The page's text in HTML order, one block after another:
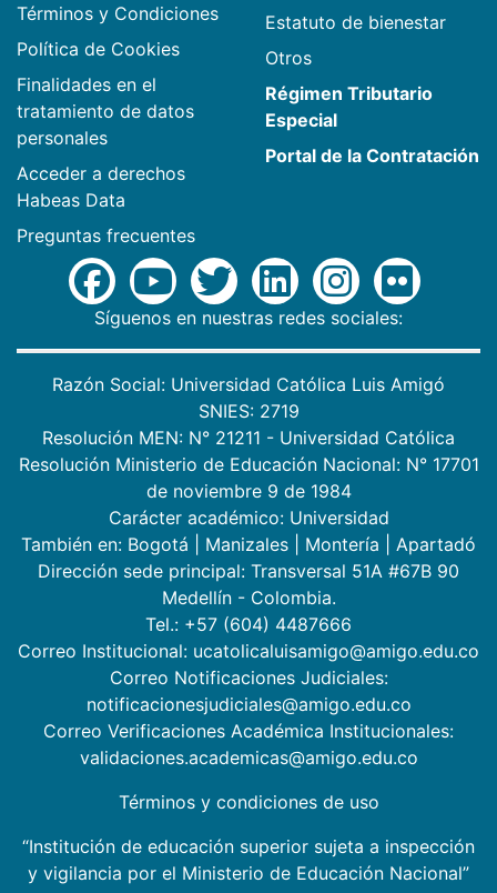
Términos y Condiciones
Política de Cookies
Finalidades en el
tratamiento de datos
personales
Acceder a derechos
Habeas Data
Preguntas frecuentes
Estatuto de bienestar
Otros
Régimen Tributario
Especial
Portal de la Contratación
Síguenos en nuestras redes sociales:
Razón Social: Universidad Católica Luis Amigó
SNIES: 2719
Resolución MEN: N° 21211 - Universidad Católica
Resolución Ministerio de Educación Nacional: N° 17701
de noviembre 9 de 1984
Carácter académico: Universidad
También en: Bogotá Manizales Montería
Apartadó
Dirección sede principal: Transversal 51A #67B 90
Medellín - Colombia.
Tel.: +57 (604) 4487666
Correo Institucional: ucatolicaluisamigo@amigo.edu.co
Correo Notificaciones Judiciales:
notificacionesjudiciales@amigo.edu.co
Correo Verificaciones Académica Institucionales:
validaciones.academicas@amigo.edu.co
Términos y condiciones de uso
“Institución de educación superior sujeta a inspección
y vigilancia por el Ministerio de Educación Nacional”